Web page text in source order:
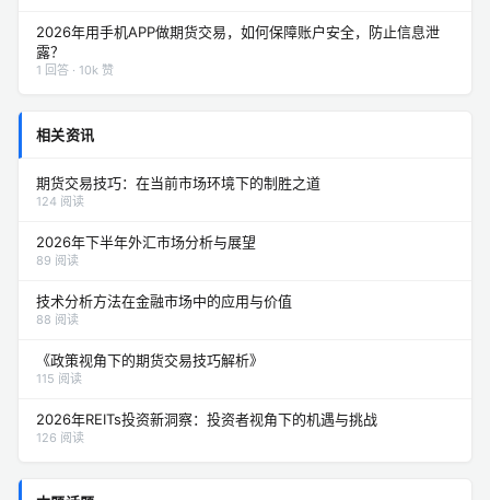
2026年用手机APP做期货交易，如何保障账户安全，防止信息泄
露？
1 回答 · 10k 赞
相关资讯
期货交易技巧：在当前市场环境下的制胜之道
124 阅读
2026年下半年外汇市场分析与展望
89 阅读
技术分析方法在金融市场中的应用与价值
88 阅读
《政策视角下的期货交易技巧解析》
115 阅读
2026年REITs投资新洞察：投资者视角下的机遇与挑战
126 阅读